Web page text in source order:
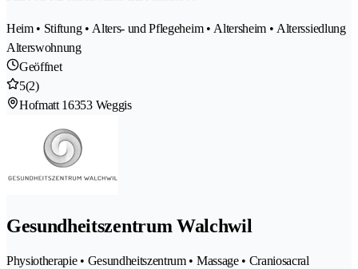
Heim • Stiftung • Alters- und Pflegeheim • Altersheim • Alterssiedlung
Alterswohnung
Geöffnet
5(2)
Hofmatt 16353 Weggis
Gesundheitszentrum Walchwil
Physiotherapie • Gesundheitszentrum • Massage • Craniosacral